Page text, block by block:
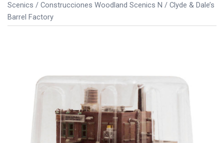
Scenics / Construcciones Woodland Scenics N / Clyde & Dale’s
Barrel Factory